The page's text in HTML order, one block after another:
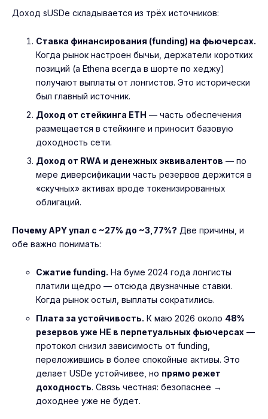
Доход sUSDe складывается из трёх источников:
Ставка финансирования (funding) на фьючерсах.
Когда рынок настроен бычьи, держатели коротких
позиций (а Ethena всегда в шорте по хеджу)
получают выплаты от лонгистов. Это исторически
был главный источник.
Доход от стейкинга ETH — часть обеспечения
размещается в стейкинге и приносит базовую
доходность сети.
Доход от RWA и денежных эквивалентов — по
мере диверсификации часть резервов держится в
«скучных» активах вроде токенизированных
облигаций.
Почему APY упал с ~27% до ~3,77%? Две причины, и
обе важно понимать:
Сжатие funding. На буме 2024 года лонгисты
платили щедро — отсюда двузначные ставки.
Когда рынок остыл, выплаты сократились.
Плата за устойчивость. К маю 2026 около 48%
резервов уже НЕ в перпетуальных фьючерсах —
протокол снизил зависимость от funding,
переложившись в более спокойные активы. Это
делает USDe устойчивее, но прямо режет
доходность. Связь честная: безопаснее →
доходнее уже не будет.